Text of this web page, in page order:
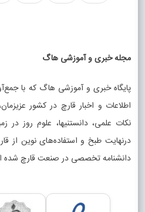
مجله خبری و آموزشی هاگ
پایگاه خبری و آموزشی هاگ که با
اطلاعات و اخبار قارچ در کشور
نکات علمی، دانستنیها، علوم روز در
درنهایت طبخ و استفاده‌های نوین از
دانشنامه تخصصی در صنعت قارچ